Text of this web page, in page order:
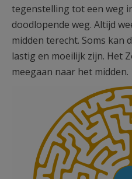
tegenstelling tot een weg
doodlopende weg. Altijd
midden terecht. Soms kan
lastig en moeilijk zijn. Het
meegaan naar het midden.